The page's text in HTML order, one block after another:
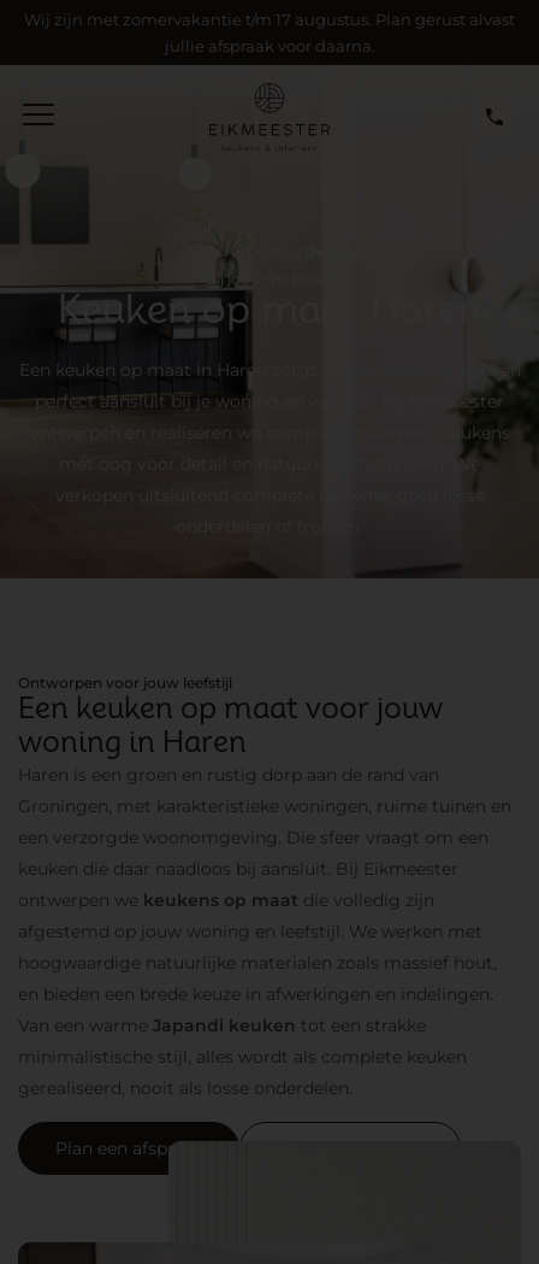
Wij zijn met zomervakantie t/m 17 augustus. Plan gerust alvast
jullie afspraak voor daarna.
Bij jou in de buurt
Bij jou in de buurt
Keuken op maat Haren
Een keuken op maat in Haren zorgt ervoor dat jouw keuken
perfect aansluit bij je woning en wensen. Bij Eikmeester
ontwerpen en realiseren we complete maatwerk keukens
met oog voor detail en natuurlijke materialen. We
verkopen uitsluitend complete keukens, geen losse
Ontworpen voor jouw leefstijl
Een keuken op maat voor jouw
woning in Haren
Haren is een groen en rustig dorp aan de rand van
Groningen, met karakteristieke woningen, ruime tuinen en
een verzorgde woonomgeving. Die sfeer vraagt om een
keuken die daar naadloos bij aansluit. Bij Eikmeester
ontwerpen we keukens op maat die volledig zijn
afgestemd op jouw woning en leefstijl. We werken met
hoogwaardige natuurlijke materialen zoals massief hout,
en bieden een brede keuze in afwerkingen en indelingen.
Van een warme Japandi keuken tot een strakke
minimalistische stijl, alles wordt als complete keuken
gerealiseerd, nooit als losse onderdelen.
Plan een afspraak